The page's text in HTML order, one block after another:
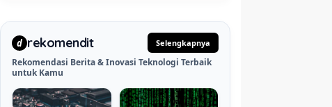
d rekomendit Selengkapnya
Rekomendasi Berita & Inovasi Teknologi Terbaik
untuk Kamu